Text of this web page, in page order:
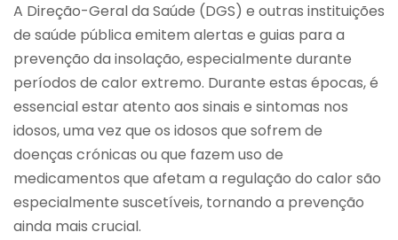
A Direção-Geral da Saúde (DGS) e outras instituições
de saúde pública emitem alertas e guias para a
prevenção da insolação, especialmente durante
períodos de calor extremo. Durante estas épocas, é
essencial estar atento aos sinais e sintomas nos
idosos, uma vez que os idosos que sofrem de
doenças crónicas ou que fazem uso de
medicamentos que afetam a regulação do calor são
especialmente suscetíveis, tornando a prevenção
ainda mais crucial.